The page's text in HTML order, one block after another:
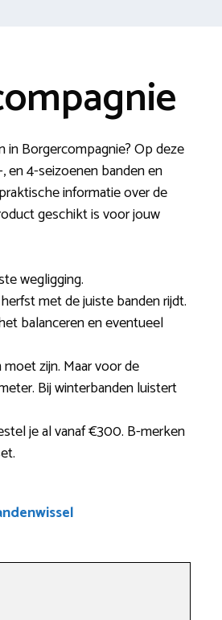
Borgercompagnie? Op deze
en 4-seizoenen banden en
informatie over de
geschikt is voor jouw
wegligging.
met de juiste banden rijdt.
balanceren en eventueel
zijn. Maar voor de
Bij winterbanden luistert
je al vanaf €300. B-merken